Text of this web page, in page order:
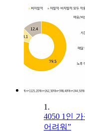
1.
4050 1인
어려워”